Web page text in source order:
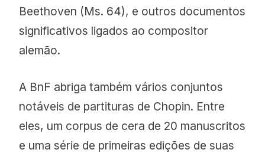
Beethoven (Ms. 64), e outros documentos
significativos ligados ao compositor
alemão.
A BnF abriga também vários conjuntos
notáveis de partituras de Chopin. Entre
eles, um corpus de cera de 20 manuscritos
e uma série de primeiras edições de suas